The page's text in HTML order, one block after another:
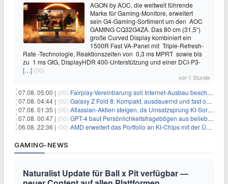
AGON by AOC, die weltweit führende
Marke für Gaming-Monitore, erweitert
sein G4-Gaming-Sortiment um den AOC
GAMING CQ32G4ZA. Das 80 cm (31,5“)
große Curved Display kombiniert ein
1500R Fast VA-Panel mit Triple-Refresh-
Rate -Technologie, Reaktionszeiten von 0,3 ms MPRT sowie bis
zu 1 ms GtG, DisplayHDR 400-Unterstützung und einer DCI-P3-
[…] (00)
vor 1 Stunde
07.08. 05:00 | (00) Fairplay-Vereinbarung soll Internet-Ausbau beschleunigen
07.08. 04:44 | (00) Galaxy Z Fold 8: Kompakt, ausdauernd und fast ohne Falte
07.08. 01:35 | (00) Atlassian-Aktien steigen, da Umsatzsprung KI-Sorgen dämpft
07.08. 00:47 | (00) GPT-4 baut Persönlichkeitsfragebögen aus beliebigen Texten und sagt Antworten voraus
06.08. 22:36 | (00) AMD erweitert das Portfolio an KI-Chips mit der Übernahme von Taalas
GAMING-NEWS
Naturalist Update für Ball x Pit verfügbar —